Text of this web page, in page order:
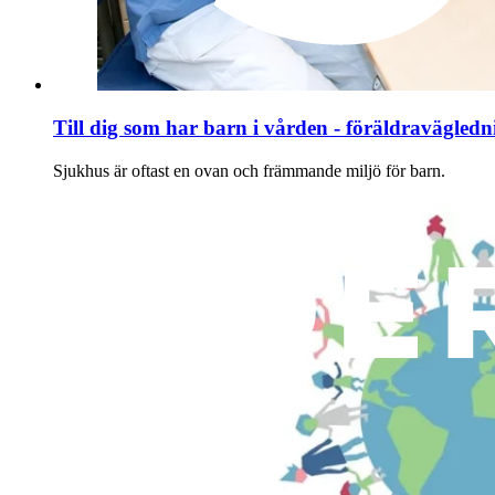
Till dig som har barn i vården -
Sjukhus är oftast en ovan och främmande miljö för barn.